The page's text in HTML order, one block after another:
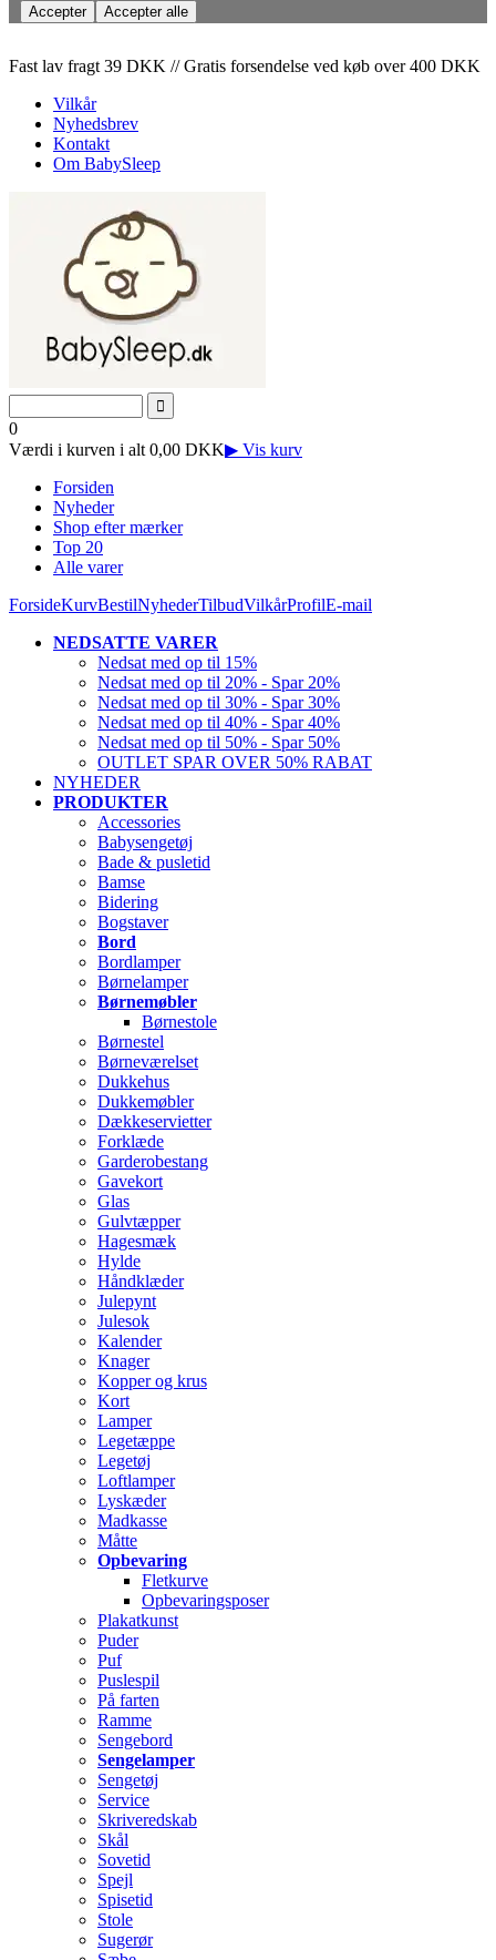
Fast lav fragt 39 DKK // Gratis forsendelse ved køb over 400 DKK
Vilkår
Nyhedsbrev
Kontakt
Om BabySleep
0
Værdi i kurven i alt 0,00 DKK▶ Vis kurv
Forsiden
Nyheder
Shop efter mærker
Top 20
Alle varer
ForsideKurvBestilNyhederTilbudVilkårProfilE-mail
NEDSATTE VARER
Nedsat med op til 15%
Nedsat med op til 20% - Spar 20%
Nedsat med op til 30% - Spar 30%
Nedsat med op til 40% - Spar 40%
Nedsat med op til 50% - Spar 50%
OUTLET SPAR OVER 50% RABAT
NYHEDER
PRODUKTER
Accessories
Babysengetøj
Bade & pusletid
Bamse
Bidering
Bogstaver
Bord
Bordlamper
Børnelamper
Børnemøbler
Børnestole
Børnestel
Børneværelset
Dukkehus
Dukkemøbler
Dækkeservietter
Forklæde
Garderobestang
Gavekort
Glas
Gulvtæpper
Hagesmæk
Hylde
Håndklæder
Julepynt
Julesok
Kalender
Knager
Kopper og krus
Kort
Lamper
Legetæppe
Legetøj
Loftlamper
Lyskæder
Madkasse
Måtte
Opbevaring
Fletkurve
Opbevaringsposer
Plakatkunst
Puder
Puf
Puslespil
På farten
Ramme
Sengebord
Sengelamper
Sengetøj
Service
Skriveredskab
Skål
Sovetid
Spejl
Spisetid
Stole
Sugerør